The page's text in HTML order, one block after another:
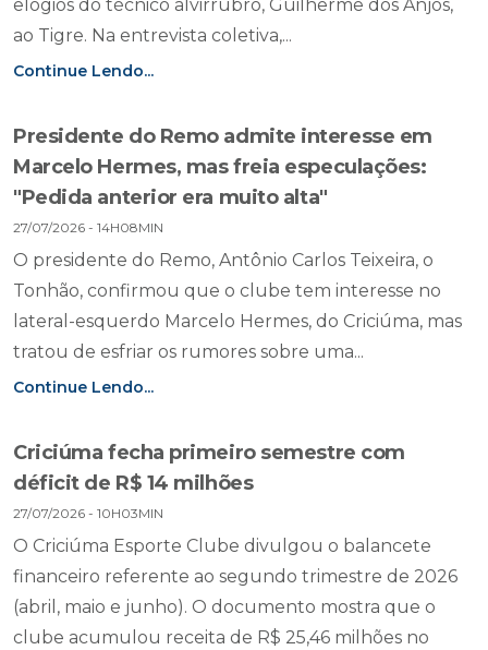
elogios do técnico alvirrubro, Guilherme dos Anjos,
ao Tigre. Na entrevista coletiva,...
Continue Lendo...
Presidente do Remo admite interesse em
Marcelo Hermes, mas freia especulações:
"Pedida anterior era muito alta"
27/07/2026 - 14H08MIN
O presidente do Remo, Antônio Carlos Teixeira, o
Tonhão, confirmou que o clube tem interesse no
lateral-esquerdo Marcelo Hermes, do Criciúma, mas
tratou de esfriar os rumores sobre uma...
Continue Lendo...
Criciúma fecha primeiro semestre com
déficit de R$ 14 milhões
27/07/2026 - 10H03MIN
O Criciúma Esporte Clube divulgou o balancete
financeiro referente ao segundo trimestre de 2026
(abril, maio e junho). O documento mostra que o
clube acumulou receita de R$ 25,46 milhões no